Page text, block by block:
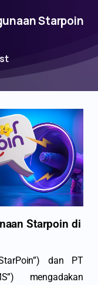
Starpoin
Starpoin di
dan PT
mengadakan